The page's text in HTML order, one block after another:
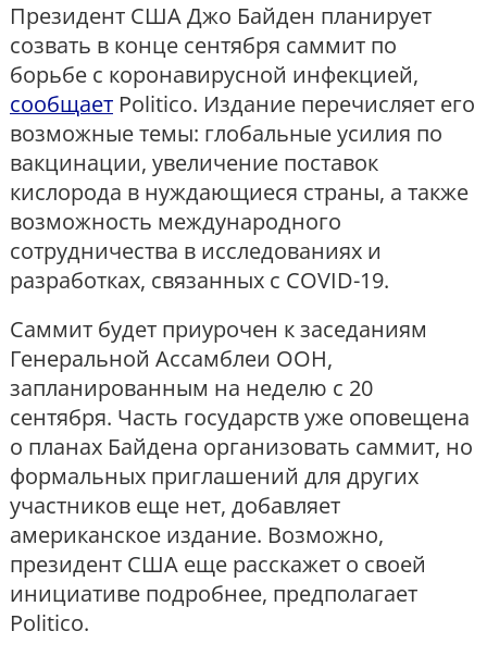
Президент США Джо Байден планирует
созвать в конце сентября саммит по
борьбе с коронавирусной инфекцией,
сообщает Politico. Издание перечисляет его
возможные темы: глобальные усилия по
вакцинации, увеличение поставок
кислорода в нуждающиеся страны, а также
возможность международного
сотрудничества в исследованиях и
разработках, связанных с COVID-19.
Саммит будет приурочен к заседаниям
Генеральной Ассамблеи ООН,
запланированным на неделю с 20
сентября. Часть государств уже оповещена
о планах Байдена организовать саммит, но
формальных приглашений для других
участников еще нет, добавляет
американское издание. Возможно,
президент США еще расскажет о своей
инициативе подробнее, предполагает
Politico.